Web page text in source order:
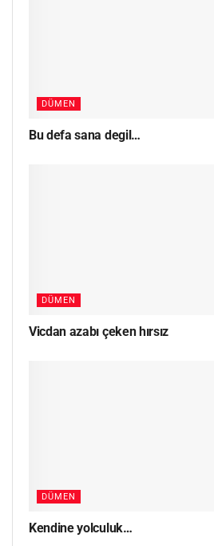
DÜMEN
Bu defa sana degil…
DÜMEN
Vicdan azabı çeken hırsız
DÜMEN
Kendine yolculuk…